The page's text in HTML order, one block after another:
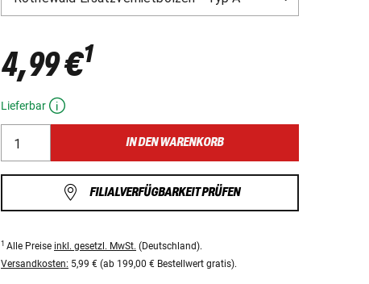
4,99 €1
Lieferbar
IN DEN WARENKORB
FILIALVERFÜGBARKEIT PRÜFEN
1 Alle Preise inkl. gesetzl. MwSt. (Deutschland).
Versandkosten: 5,99 € (ab 199,00 € Bestellwert gratis).